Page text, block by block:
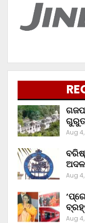
Aug
Aug
Aug